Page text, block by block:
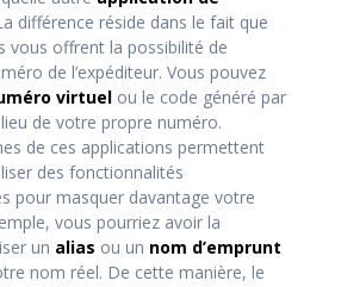
différence réside dans le fait que
vous offrent la possibilité de
de l’expéditeur. Vous pouvez
virtuel ou le code généré par
de votre propre numéro.
de ces applications permettent
des fonctionnalités
pour masquer davantage votre
vous pourriez avoir la
un alias ou un nom d’emprunt
nom réel. De cette manière, le